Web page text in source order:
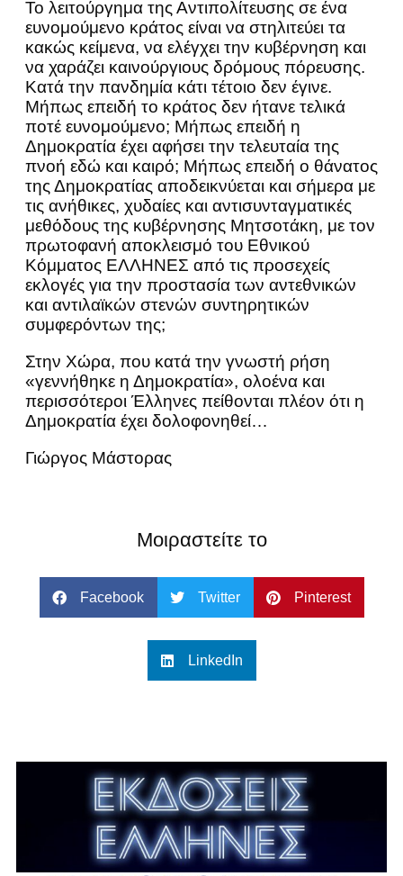
Το λειτούργημα της Αντιπολίτευσης σε ένα
ευνομούμενο κράτος είναι να στηλιτεύει τα
κακώς κείμενα, να ελέγχει την κυβέρνηση και
να χαράζει καινούργιους δρόμους πόρευσης.
Κατά την πανδημία κάτι τέτοιο δεν έγινε.
Μήπως επειδή το κράτος δεν ήτανε τελικά
ποτέ ευνομούμενο; Μήπως επειδή η
Δημοκρατία έχει αφήσει την τελευταία της
πνοή εδώ και καιρό; Μήπως επειδή ο θάνατος
της Δημοκρατίας αποδεικνύεται και σήμερα με
τις ανήθικες, χυδαίες και αντισυνταγματικές
μεθόδους της κυβέρνησης Μητσοτάκη, με τον
πρωτοφανή αποκλεισμό του Εθνικού
Κόμματος ΕΛΛΗΝΕΣ από τις προσεχείς
εκλογές για την προστασία των αντεθνικών
και αντιλαϊκών στενών συντηρητικών
συμφερόντων της;
Στην Χώρα, που κατά την γνωστή ρήση
«γεννήθηκε η Δημοκρατία», ολοένα και
περισσότεροι Έλληνες πείθονται πλέον ότι η
Δημοκρατία έχει δολοφονηθεί…
Γιώργος Μάστορας
Μοιραστείτε το
Facebook Twitter Pinterest
LinkedIn